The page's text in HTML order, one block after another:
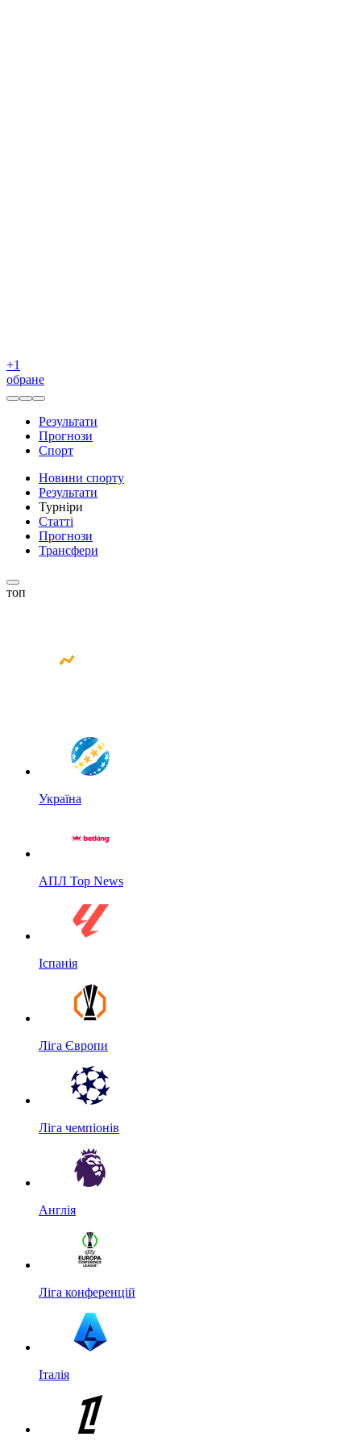
+1
обране
Результати
Прогнози
Спорт
Новини спорту
Результати
Турніри
Статті
Прогнози
Трансфери
топ
Україна
АПЛ Top News
Іспанія
Ліга Європи
Ліга чемпіонів
Англія
Ліга конференцій
Італія